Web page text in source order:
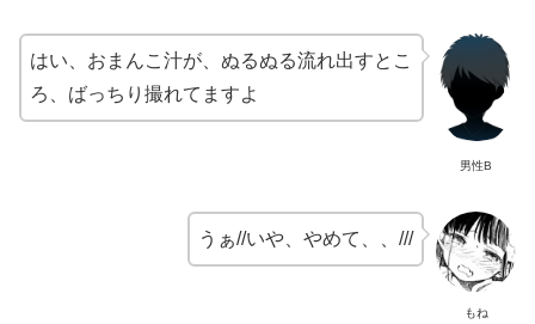
男性B
はい、おまんこ汁が、ぬるぬる流れ出すとこ
ろ、ばっちり撮れてますよ
もね
うぁ//いや、やめて、、///